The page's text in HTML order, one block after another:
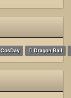
CosDay Dragon Ball